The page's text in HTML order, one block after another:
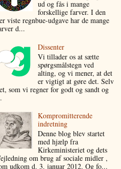
ud og fås i mange
forskellige farver. I den
viste regnbue-udgave har de mange
d...
Dissenter
Vi tillader os at sætte
spørgsmålstegn ved
alting, og vi mener, at det
er vigtigt at gøre det. Selv
som vi regner for godt og sandt og
Kompromitterende
indretning
Denne blog blev startet
med hjælp fra
Kirkeministeriet og dets
om brug af sociale midler ,
udkom d. 3. januar 2012. Og fo...